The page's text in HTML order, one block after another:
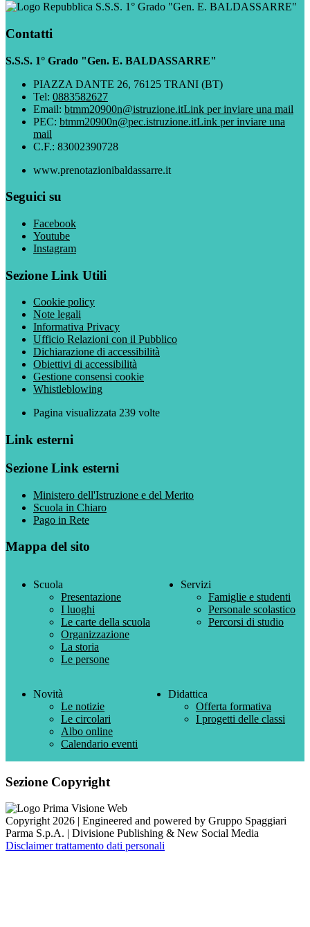
S.S.S. 1° Grado "Gen. E. BALDASSARRE"
Contatti
S.S.S. 1° Grado "Gen. E. BALDASSARRE"
PIAZZA DANTE 26, 76125 TRANI (BT)
Tel: 0883582627
Email: btmm20900n@istruzione.itLink per inviare una mail
PEC: btmm20900n@pec.istruzione.itLink per inviare una
mail
C.F.: 83002390728
www.prenotazionibaldassarre.it
Seguici su
Facebook
Youtube
Instagram
Sezione Link Utili
Cookie policy
Note legali
Informativa Privacy
Ufficio Relazioni con il Pubblico
Dichiarazione di accessibilità
Obiettivi di accessibilità
Gestione consensi cookie
Whistleblowing
Pagina visualizzata 239 volte
Link esterni
Sezione Link esterni
Ministero dell'Istruzione e del Merito
Scuola in Chiaro
Pago in Rete
Mappa del sito
Scuola
Presentazione
I luoghi
Le carte della scuola
Organizzazione
La storia
Le persone
Servizi
Famiglie e studenti
Personale scolastico
Percorsi di studio
Novità
Le notizie
Le circolari
Albo online
Calendario eventi
Didattica
Offerta formativa
I progetti delle classi
Sezione Copyright
Copyright 2026 | Engineered and powered by Gruppo Spaggiari
Parma S.p.A. | Divisione Publishing & New Social Media
Disclaimer trattamento dati personali